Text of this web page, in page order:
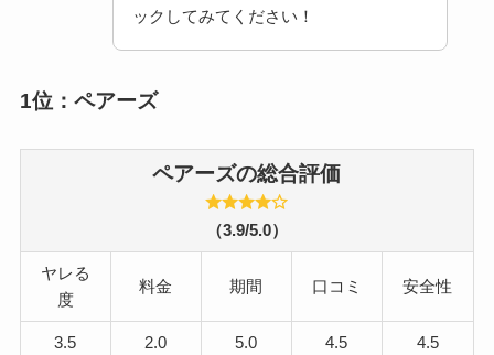
ックしてみてください！
1位：ペアーズ
ペアーズの総合評価
（3.9/5.0）
ヤレる
度
料金 期間 口コミ 安全性
3.5 2.0 5.0 4.5 4.5